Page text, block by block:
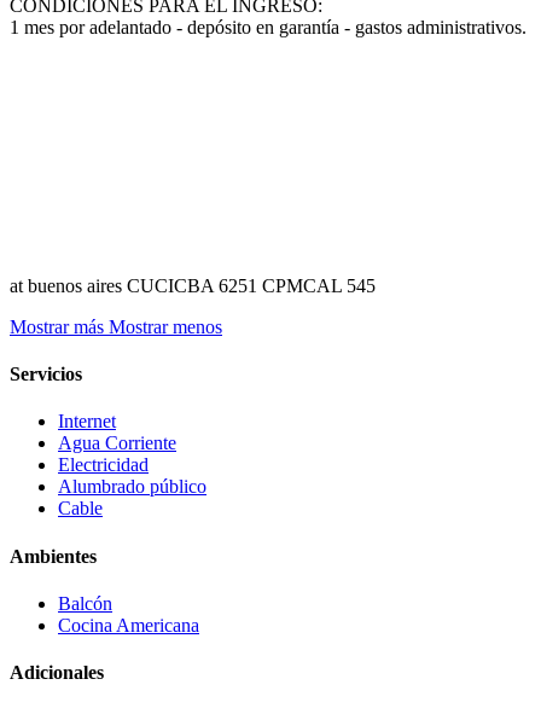
CONDICIONES PARA EL INGRESO:
1 mes por adelantado - depósito en garantía - gastos administrativos.
at buenos aires CUCICBA 6251 CPMCAL 545
Mostrar más Mostrar menos
Servicios
Internet
Agua Corriente
Electricidad
Alumbrado público
Cable
Ambientes
Balcón
Cocina Americana
Adicionales